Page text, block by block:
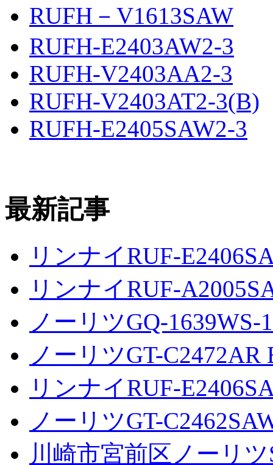
RUFH－V1613SAW
RUFH-E2403AW2-3
RUFH-V2403AA2-3
RUFH-V2403AT2-3(B)
RUFH-E2405SAW2-3
最新記事
リンナイRUF-
リンナイRUF-
ノーリツGQ-1639WS-1
ノーリツGT-C2472AR
リンナイRUF-
ノーリツGT-
川崎市宮前区ノーリ